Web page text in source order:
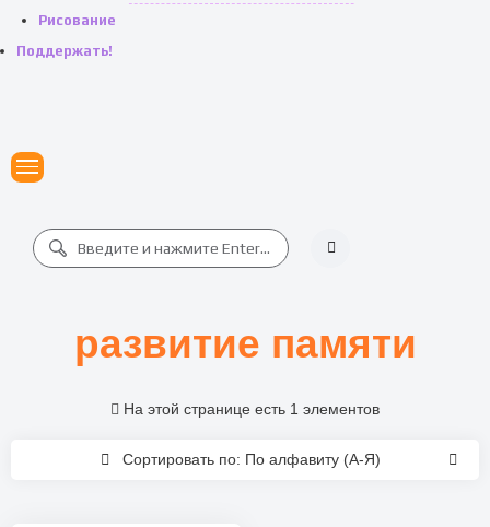
Рисование
Поддержать!
развитие памяти
Сортировать по: По алфавиту (А-Я)
На этой странице есть 1 элементов